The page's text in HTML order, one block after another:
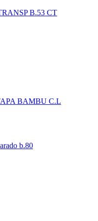
B.53 CT
BAMBU C.L
b.80